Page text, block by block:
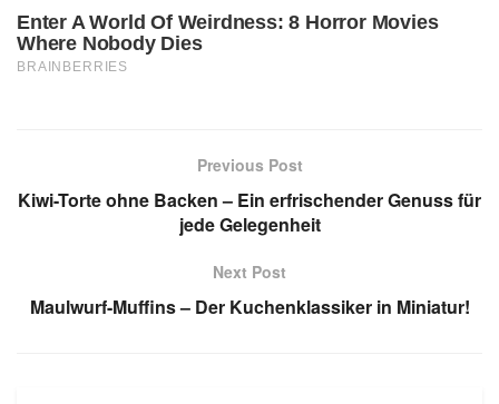
Previous Post
Kiwi-Torte ohne Backen – Ein erfrischender Genuss für
jede Gelegenheit
Next Post
Maulwurf-Muffins – Der Kuchenklassiker in Miniatur!